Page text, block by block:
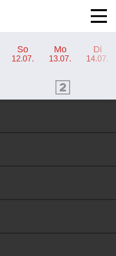
So
12.07.
Mo
13.07.
Di
14.07.
ORF 2 Programm